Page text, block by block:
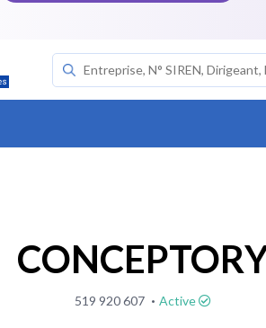
519 920 607 · Active